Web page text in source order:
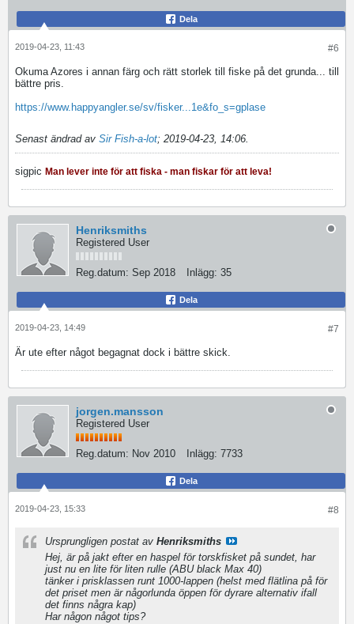
Dela
#6
2019-04-23, 11:43
Okuma Azores i annan färg och rätt storlek till fiske på det grunda... till
bättre pris.
https://www.happyangler.se/sv/fisker...1e&fo_s=gplase
Senast ändrad av Sir Fish-a-lot; 2019-04-23, 14:06.
sigpic Man lever inte för att fiska - man fiskar för att leva!
Henriksmiths
Registered User
Reg.datum: Sep 2018 Inlägg: 35
Dela
#7
2019-04-23, 14:49
Är ute efter något begagnat dock i bättre skick.
jorgen.mansson
Registered User
Reg.datum: Nov 2010 Inlägg: 7733
Dela
#8
2019-04-23, 15:33
Ursprungligen postat av Henriksmiths
Hej, är på jakt efter en haspel för torskfisket på sundet, har
just nu en lite för liten rulle (ABU black Max 40)
tänker i prisklassen runt 1000-lappen (helst med flätlina på för
det priset men är någorlunda öppen för dyrare alternativ ifall
det finns några kap)
Har någon något tips?